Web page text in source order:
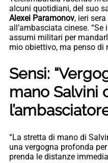
alcuni quotidiani, del suo
Alexei Paramonov, ieri
all’ambasciata cinese.
assumi militari per
mio obiettivo, ma penso di
Sensi:
mano Salvini
“La stretta di mano di
una vergogna profonda
prenda le distanze